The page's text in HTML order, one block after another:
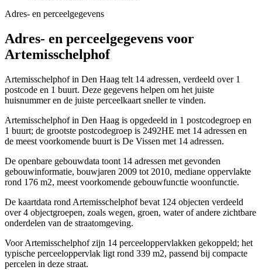
Adres- en perceelgegevens
Adres- en perceelgegevens voor
Artemisschelphof
Artemisschelphof in Den Haag telt 14 adressen, verdeeld over 1
postcode en 1 buurt. Deze gegevens helpen om het juiste
huisnummer en de juiste perceelkaart sneller te vinden.
Artemisschelphof in Den Haag is opgedeeld in 1 postcodegroep en
1 buurt; de grootste postcodegroep is 2492HE met 14 adressen en
de meest voorkomende buurt is De Vissen met 14 adressen.
De openbare gebouwdata toont 14 adressen met gevonden
gebouwinformatie, bouwjaren 2009 tot 2010, mediane oppervlakte
rond 176 m2, meest voorkomende gebouwfunctie woonfunctie.
De kaartdata rond Artemisschelphof bevat 124 objecten verdeeld
over 4 objectgroepen, zoals wegen, groen, water of andere zichtbare
onderdelen van de straatomgeving.
Voor Artemisschelphof zijn 14 perceeloppervlakken gekoppeld; het
typische perceeloppervlak ligt rond 339 m2, passend bij compacte
percelen in deze straat.